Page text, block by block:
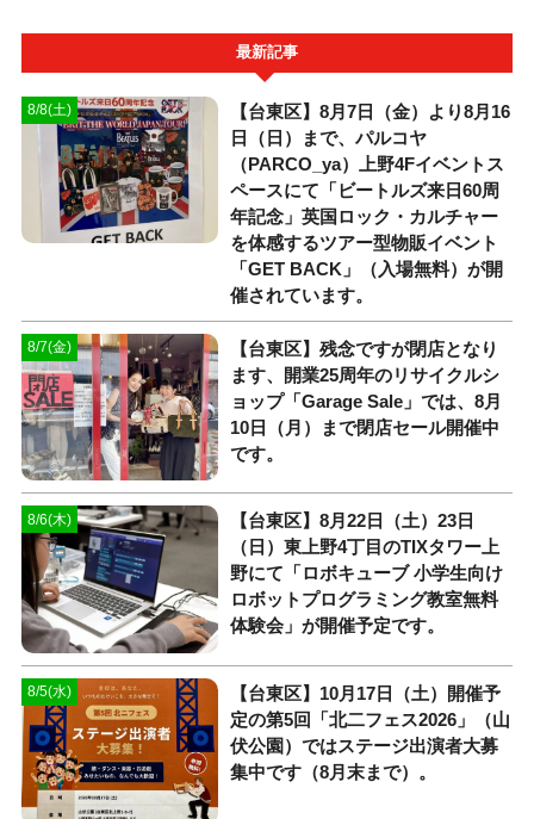
最新記事
8/8(土)
【台東区】8月7日（金）より8月16
日（日）まで、パルコヤ
（PARCO_ya）上野4Fイベントス
ペースにて「ビートルズ来日60周
年記念」英国ロック・カルチャー
を体感するツアー型物販イベント
「GET BACK」（入場無料）が開
催されています。
8/7(金)
【台東区】残念ですが閉店となり
ます、開業25周年のリサイクルシ
ョップ「Garage Sale」では、8月
10日（月）まで閉店セール開催中
です。
8/6(木)
【台東区】8月22日（土）23日
（日）東上野4丁目のTIXタワー上
野にて「ロボキューブ 小学生向け
ロボットプログラミング教室無料
体験会」が開催予定です。
8/5(水)
【台東区】10月17日（土）開催予
定の第5回「北二フェス2026」（山
伏公園）ではステージ出演者大募
集中です（8月末まで）。